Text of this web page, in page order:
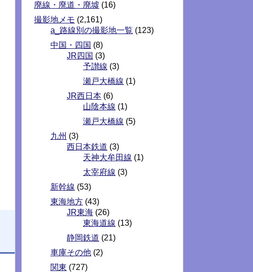
廃線・廃道・廃墟 (16)
撮影地メモ (2,161)
a_路線別の撮影地一覧 (123)
中国・四国 (8)
JR四国 (3)
予讃線 (3)
瀬戸大橋線 (1)
JR西日本 (6)
山陰本線 (1)
瀬戸大橋線 (5)
九州 (3)
西日本鉄道 (3)
天神大牟田線 (1)
太宰府線 (3)
新幹線 (53)
東海地方 (43)
JR東海 (26)
東海道線 (13)
静岡鉄道 (21)
車庫その他 (2)
関東 (727)